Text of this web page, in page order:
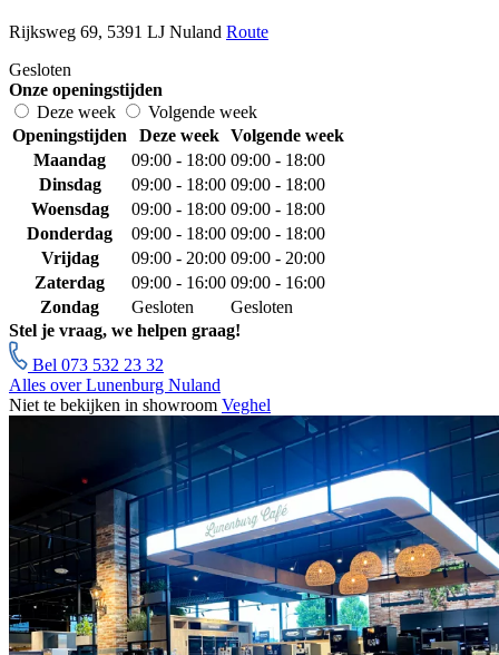
Rijksweg 69, 5391 LJ Nuland Route
Gesloten
Onze openingstijden
Deze week
Volgende week
Openingstijden
Deze week
Volgende week
Maandag
09:00 - 18:00 09:00 - 18:00
Dinsdag
09:00 - 18:00 09:00 - 18:00
Woensdag
09:00 - 18:00 09:00 - 18:00
Donderdag
09:00 - 18:00 09:00 - 18:00
Vrijdag
09:00 - 20:00 09:00 - 20:00
Zaterdag
09:00 - 16:00 09:00 - 16:00
Zondag
Gesloten
Gesloten
Stel je vraag, we helpen graag!
Bel 073 532 23 32
Alles over Lunenburg Nuland
Niet te bekijken in showroom Veghel